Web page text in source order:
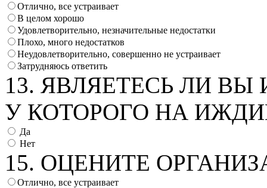
Отлично, все устраивает
В целом хорошо
Удовлетворительно, незначительные недостатки
Плохо, много недостатков
Неудовлетворительно, совершенно не устраивает
Затрудняюсь ответить
13. ЯВЛЯЕТЕСЬ ЛИ
У КОТОРОГО НА
Да
Нет
15. ОЦЕНИТЕ
Отлично, все устраивает